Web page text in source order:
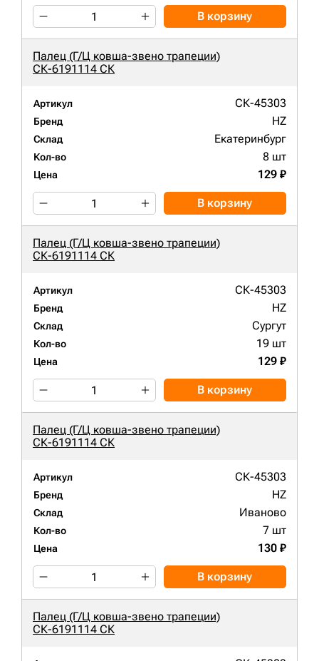
В корзину
Палец (Г/Ц ковша-звено трапеции)
СК-6191114 СК
Артикул СК-45303
Бренд HZ
Склад Екатеринбург
Кол-во 8 шт
Цена 129 ₽
В корзину
Палец (Г/Ц ковша-звено трапеции)
СК-6191114 СК
Артикул СК-45303
Бренд HZ
Склад Сургут
Кол-во 19 шт
Цена 129 ₽
В корзину
Палец (Г/Ц ковша-звено трапеции)
СК-6191114 СК
Артикул СК-45303
Бренд HZ
Склад Иваново
Кол-во 7 шт
Цена 130 ₽
В корзину
Палец (Г/Ц ковша-звено трапеции)
СК-6191114 СК